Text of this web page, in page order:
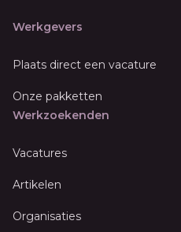
Werkgevers
Plaats direct een vacature
Onze pakketten
Werkzoekenden
Vacatures
Artikelen
Organisaties